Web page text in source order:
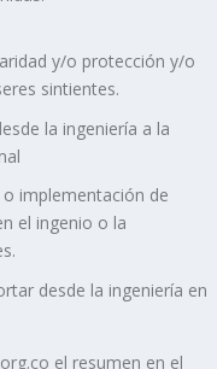
y/o protección y/o
sintientes.
la ingeniería a la
implementación de
el ingenio o la
desde la ingeniería en
el resumen en el